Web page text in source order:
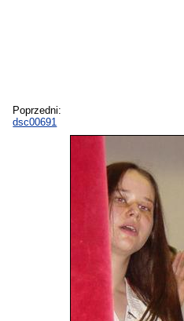
Poprzedni:
dsc00691